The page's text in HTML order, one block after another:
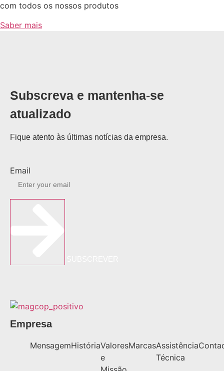
com todos os nossos produtos
Saber mais
Subscreva e mantenha-se
atualizado
Fique atento às últimas notícias da empresa.
Email
Empresa
MensagemHistóriaValores
e
MarcasAssistência
Técnica